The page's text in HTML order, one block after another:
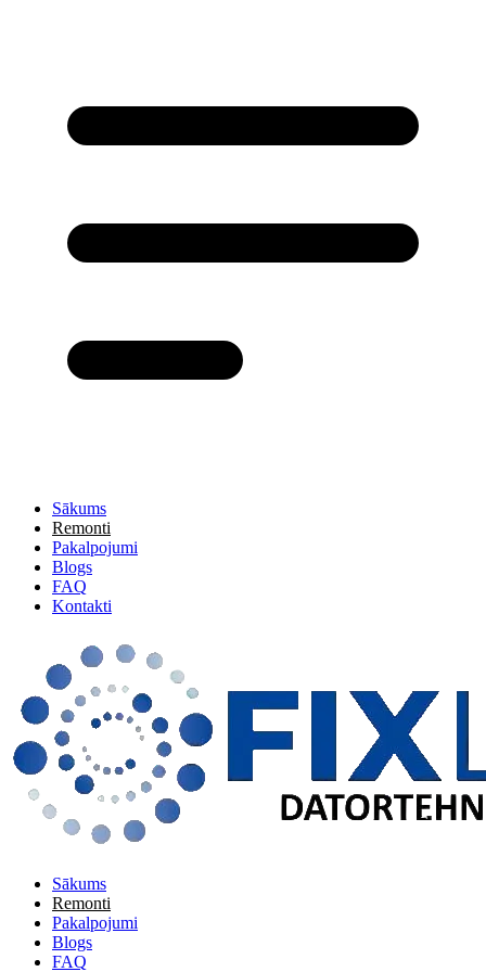
Sākums
Remonti
Pakalpojumi
Blogs
FAQ
Kontakti
Sākums
Remonti
Pakalpojumi
Blogs
FAQ